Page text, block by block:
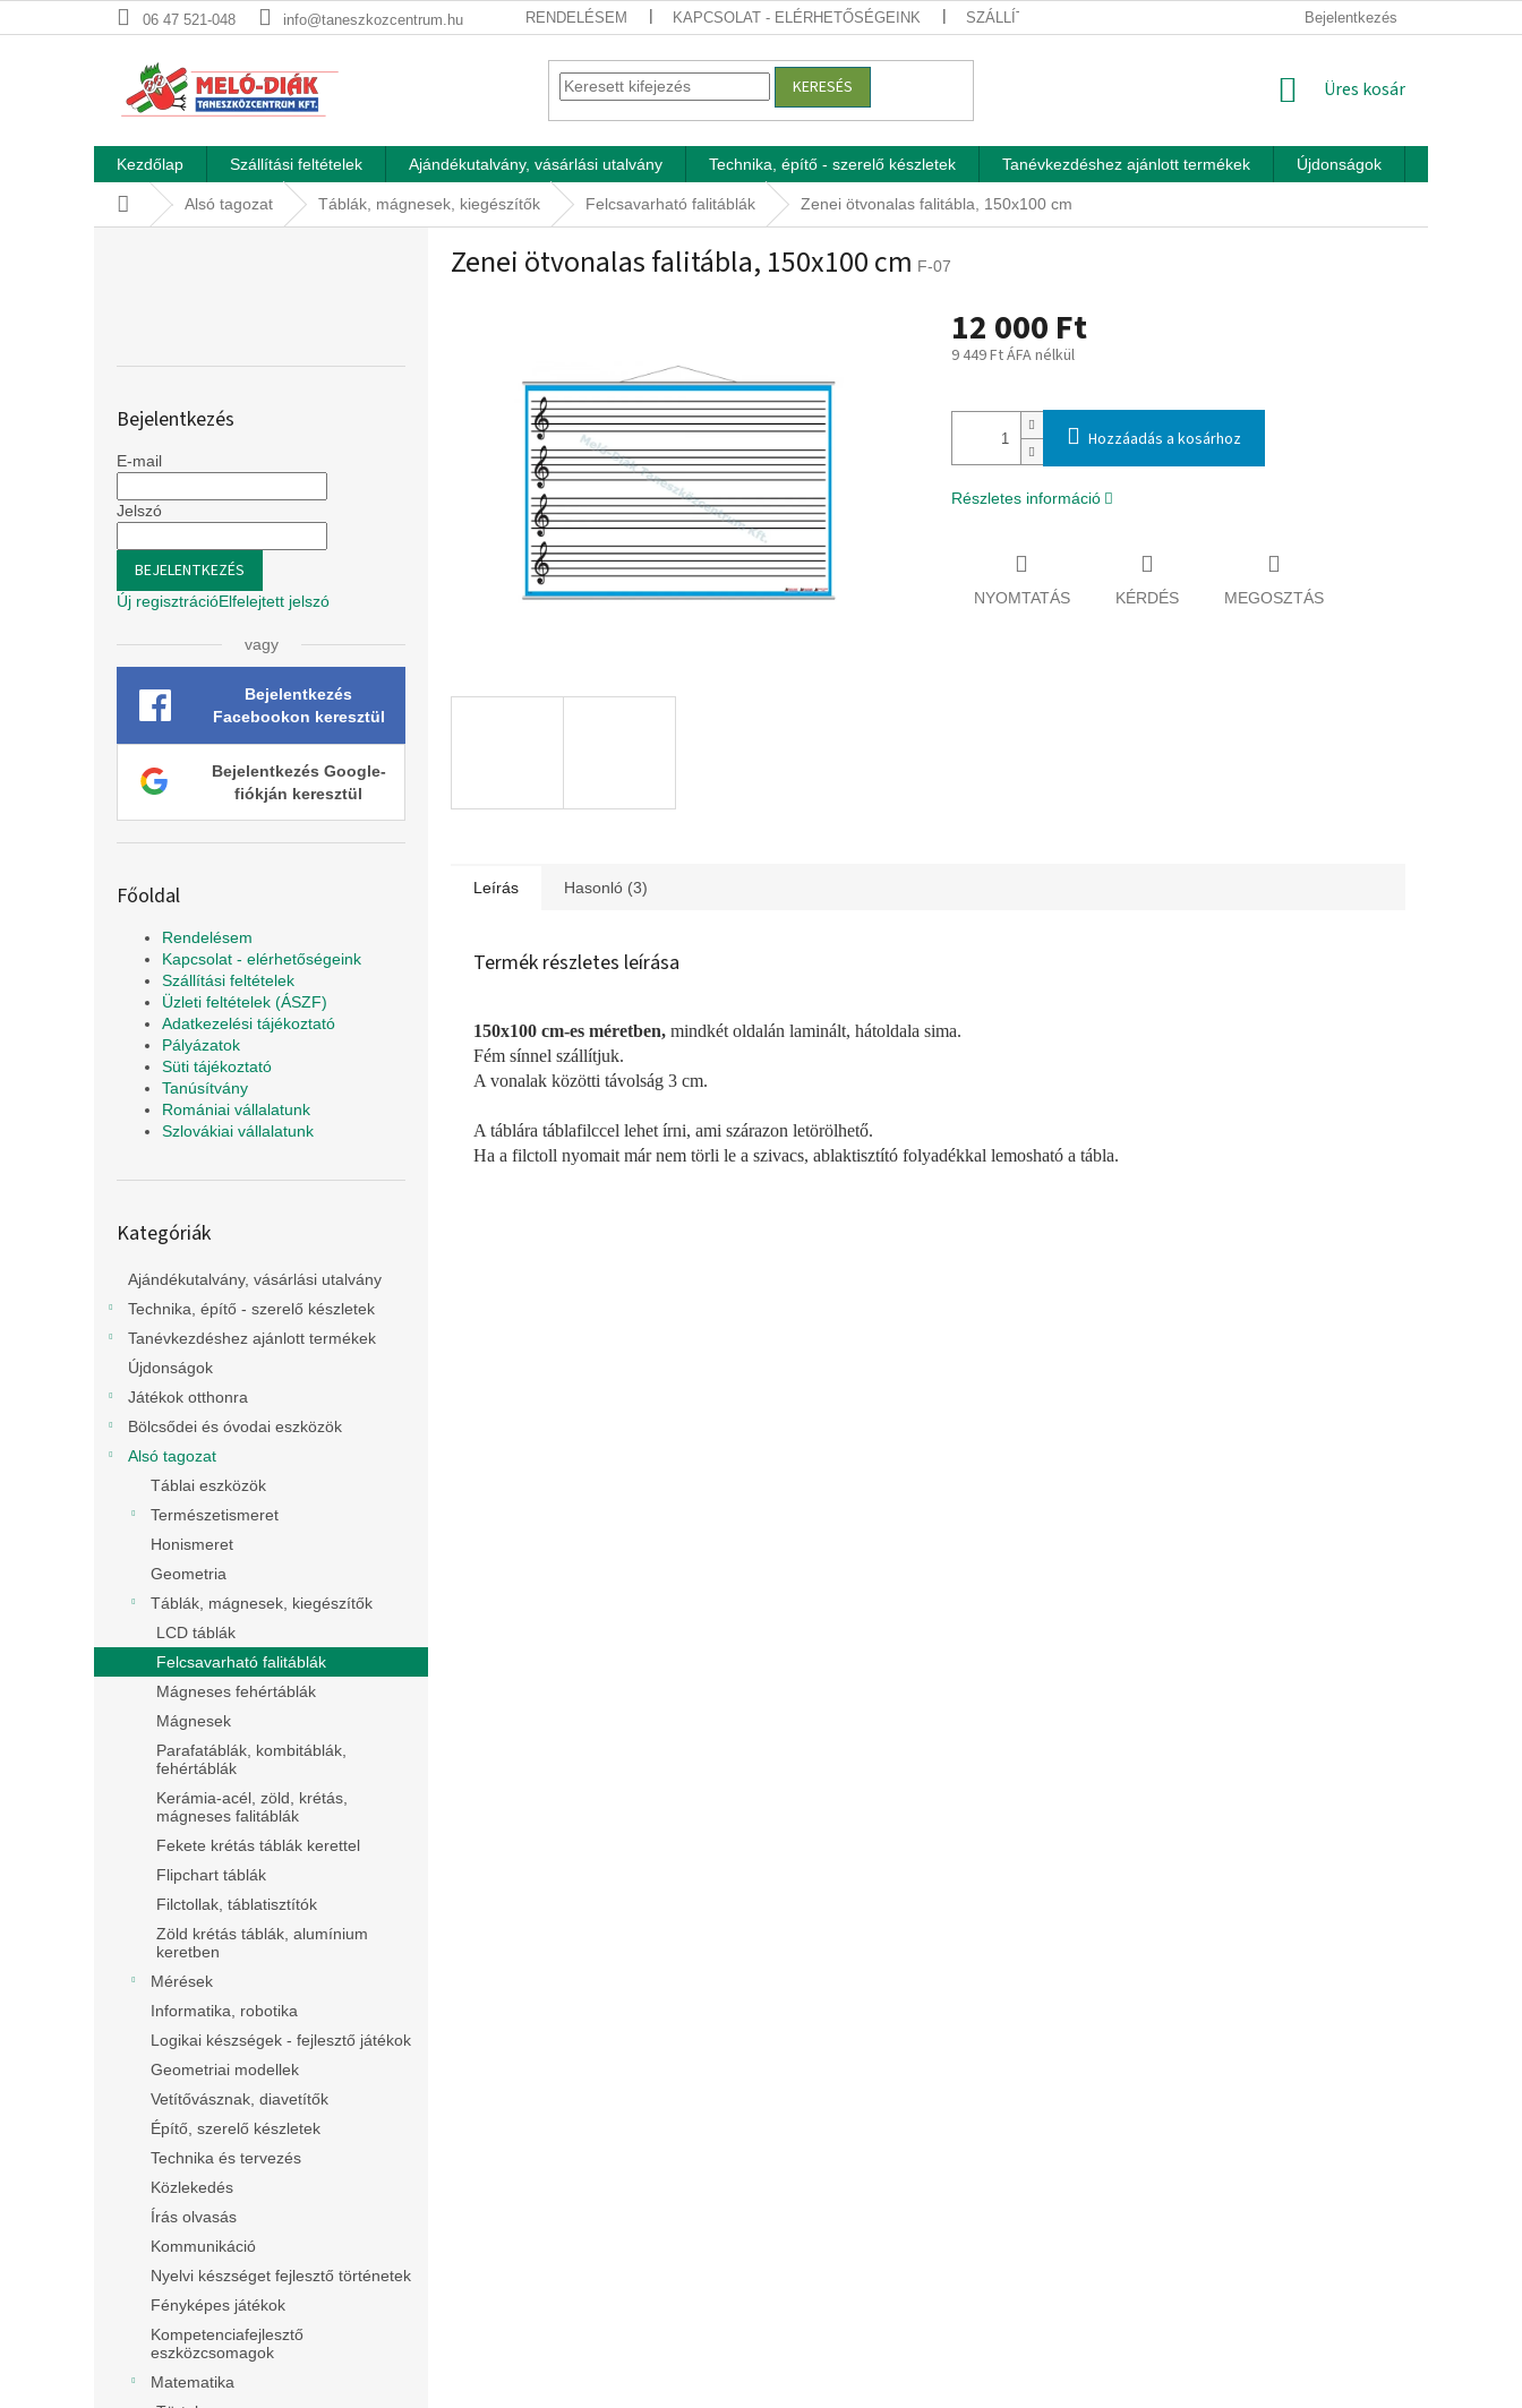
a
06 47 521-048 info@taneszkozcentrum.hu RENDELÉSEM KAPCSOLAT - ELÉRHETŐSÉGEINK SZÁLLÍTÁSI FELTÉTELEK ÜZLETI FELTÉTELEK (ÁSZF)
Bejelentkezés
KERESÉS KOSÁR
Üres kosár
Kezdőlap Szállítási feltételek Ajándékutalvány, vásárlási utalvány Technika, építő - szerelő készletek Tanévkezdéshez ajánlott termékek Újdonságok
KezdőlapAlsó tagozat Táblák, mágnesek, kiegészítők Felcsavarható falitáblák Zenei ötvonalas falitábla, 150x100 cm
Bejelentkezés
E-mail
Jelszó
BEJELENTKEZÉS
Új regisztrációElfelejtett jelszó
vagy
Bejelentkezés
Facebookon keresztül
Bejelentkezés Google-
fiókján keresztül
Főoldal
Rendelésem
Kapcsolat - elérhetőségeink
Szállítási feltételek
Üzleti feltételek (ÁSZF)
Adatkezelési tájékoztató
Pályázatok
Süti tájékoztató
Tanúsítvány
Romániai vállalatunk
Szlovákiai vállalatunk
átugrása
Kategóriák
Ajándékutalvány, vásárlási utalvány
Technika, építő - szerelő készletek
Tanévkezdéshez ajánlott termékek
Újdonságok
Játékok otthonra
Bölcsődei és óvodai eszközök
Alsó tagozat
Táblai eszközök
Természetismeret
Honismeret
Geometria
Táblák, mágnesek, kiegészítők
LCD táblák
Felcsavarható falitáblák
Mágneses fehértáblák
Mágnesek
Parafatáblák, kombitáblák,
fehértáblák
Kerámia-acél, zöld, krétás,
mágneses falitáblák
Fekete krétás táblák kerettel
Flipchart táblák
Filctollak, táblatisztítók
Zöld krétás táblák, alumínium
keretben
Mérések
Informatika, robotika
Logikai készségek - fejlesztő játékok
Geometriai modellek
Vetítővásznak, diavetítők
Építő, szerelő készletek
Technika és tervezés
Közlekedés
Írás olvasás
Kommunikáció
Nyelvi készséget fejlesztő történetek
Fényképes játékok
Kompetenciafejlesztő
eszközcsomagok
Matematika
Zenei ötvonalas falitábla, 150x100 cm F-07
12 000 Ft
9 449 Ft ÁFA nélkül
Hozzáadás a kosárhoz
Részletes információ
NYOMTATÁS KÉRDÉS MEGOSZTÁS
Leírás Hasonló (3)
Termék részletes leírása
150x100 cm-es méretben, mindkét oldalán laminált, hátoldala sima.
Fém sínnel szállítjuk.
A vonalak közötti távolság 3 cm.
A táblára táblafilccel lehet írni, ami szárazon letörölhető.
Ha a filctoll nyomait már nem törli le a szivacs, ablaktisztító folyadékkal lemosható a tábla.